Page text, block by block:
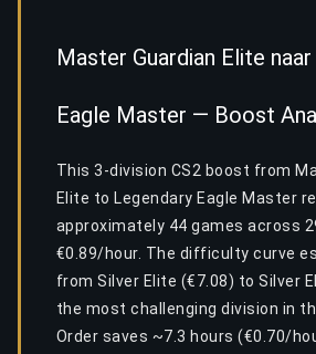
Master Guardian Elite
Eagle Master — Boost
This 3-division CS2 boost from
Elite to Legendary Eagle Master
approximately 44 games across
€0.89/hour. The difficulty curve
from Silver Elite (€7.08) to Silver
the most challenging division in
Order saves ~7.3 hours (€0.70/